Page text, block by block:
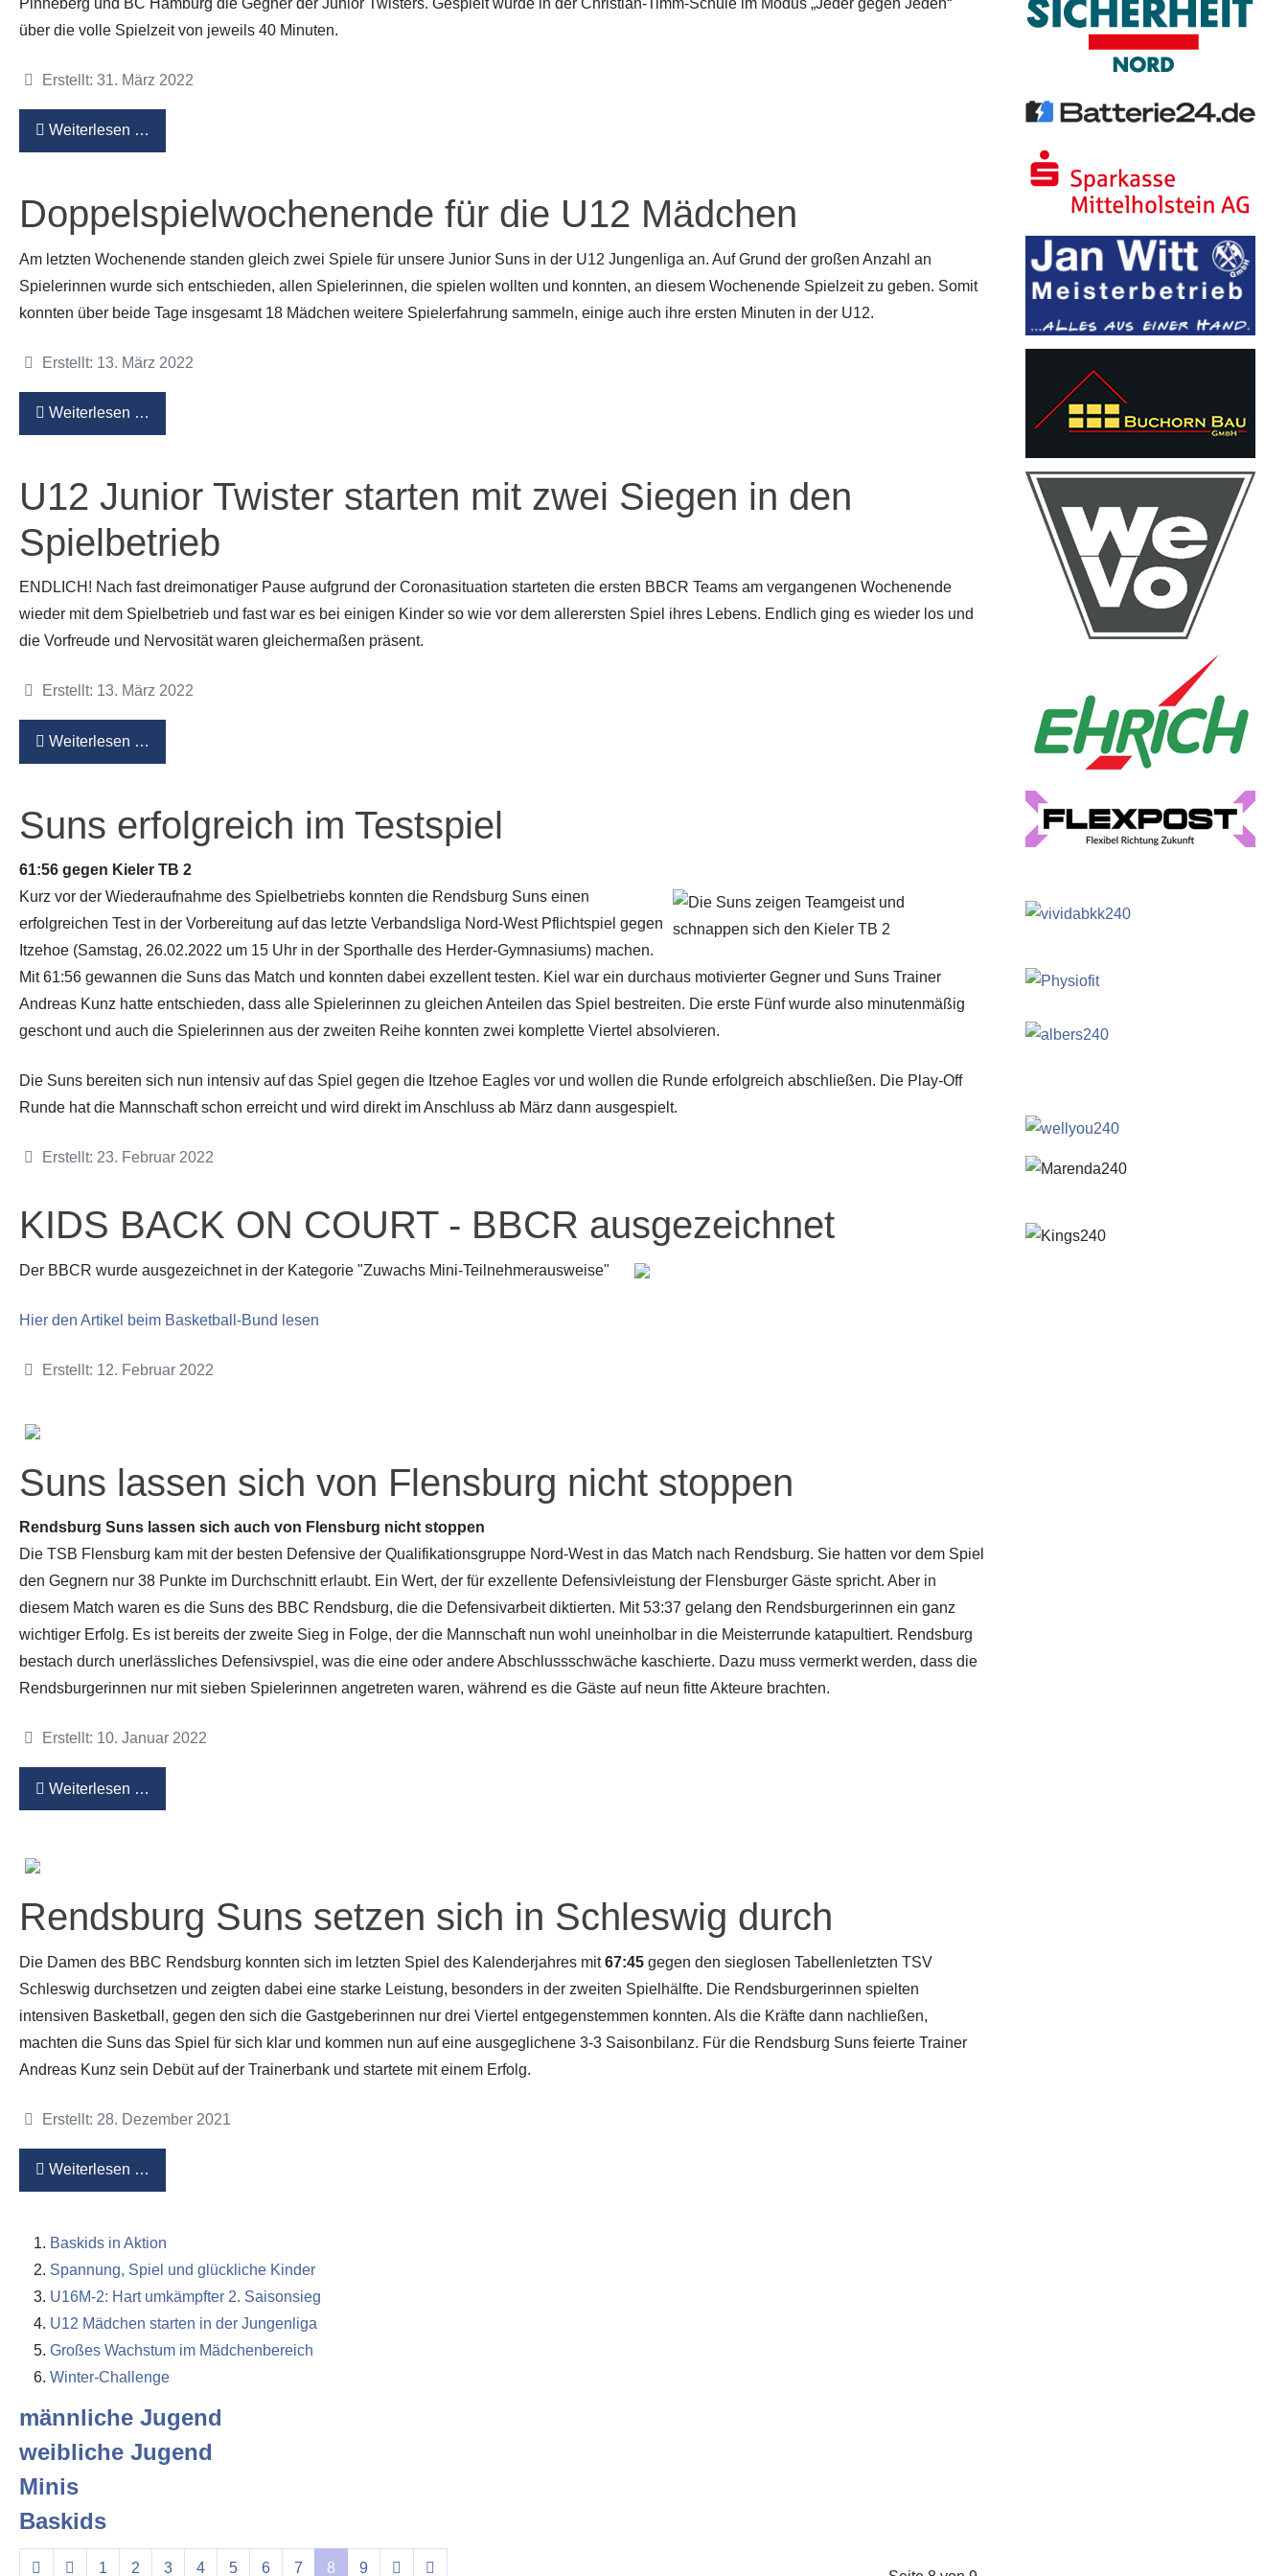
über die volle Spielzeit von jeweils 40 Minuten.
Details
Erstellt: 31. März 2022
Weiterlesen …
Doppelspielwochenende für die U12 Mädchen
Am letzten Wochenende standen gleich zwei Spiele für unsere Junior Suns in der U12 Jungenliga an. Auf Grund der großen Anzahl an
Spielerinnen wurde sich entschieden, allen Spielerinnen, die spielen wollten und konnten, an diesem Wochenende Spielzeit zu geben. Somit
konnten über beide Tage insgesamt 18 Mädchen weitere Spielerfahrung sammeln, einige auch ihre ersten Minuten in der U12.
Details
Erstellt: 13. März 2022
Weiterlesen …
U12 Junior Twister starten mit zwei Siegen in den
Spielbetrieb
ENDLICH! Nach fast dreimonatiger Pause aufgrund der Coronasituation starteten die ersten BBCR Teams am vergangenen Wochenende
wieder mit dem Spielbetrieb und fast war es bei einigen Kinder so wie vor dem allerersten Spiel ihres Lebens. Endlich ging es wieder los und
die Vorfreude und Nervosität waren gleichermaßen präsent.
Details
Erstellt: 13. März 2022
Weiterlesen …
Suns erfolgreich im Testspiel
61:56 gegen Kieler TB 2
Kurz vor der Wiederaufnahme des Spielbetriebs konnten die Rendsburg Suns einen
erfolgreichen Test in der Vorbereitung auf das letzte Verbandsliga Nord-West Pflichtspiel gegen
Itzehoe (Samstag, 26.02.2022 um 15 Uhr in der Sporthalle des Herder-Gymnasiums) machen.
Mit 61:56 gewannen die Suns das Match und konnten dabei exzellent testen. Kiel war ein durchaus motivierter Gegner und Suns Trainer
Andreas Kunz hatte entschieden, dass alle Spielerinnen zu gleichen Anteilen das Spiel bestreiten. Die erste Fünf wurde also minutenmäßig
geschont und auch die Spielerinnen aus der zweiten Reihe konnten zwei komplette Viertel absolvieren.
Die Suns bereiten sich nun intensiv auf das Spiel gegen die Itzehoe Eagles vor und wollen die Runde erfolgreich abschließen. Die Play-Off
Runde hat die Mannschaft schon erreicht und wird direkt im Anschluss ab März dann ausgespielt.
Details
Erstellt: 23. Februar 2022
KIDS BACK ON COURT - BBCR ausgezeichnet
Der BBCR wurde ausgezeichnet in der Kategorie "Zuwachs Mini-Teilnehmerausweise"
Hier den Artikel beim Basketball-Bund lesen
Details
Erstellt: 12. Februar 2022
Suns lassen sich von Flensburg nicht stoppen
Rendsburg Suns lassen sich auch von Flensburg nicht stoppen
Die TSB Flensburg kam mit der besten Defensive der Qualifikationsgruppe Nord-West in das Match nach Rendsburg. Sie hatten vor dem Spiel
den Gegnern nur 38 Punkte im Durchschnitt erlaubt. Ein Wert, der für exzellente Defensivleistung der Flensburger Gäste spricht. Aber in
diesem Match waren es die Suns des BBC Rendsburg, die die Defensivarbeit diktierten. Mit 53:37 gelang den Rendsburgerinnen ein ganz
wichtiger Erfolg. Es ist bereits der zweite Sieg in Folge, der die Mannschaft nun wohl uneinholbar in die Meisterrunde katapultiert. Rendsburg
bestach durch unerlässliches Defensivspiel, was die eine oder andere Abschlussschwäche kaschierte. Dazu muss vermerkt werden, dass die
Rendsburgerinnen nur mit sieben Spielerinnen angetreten waren, während es die Gäste auf neun fitte Akteure brachten.
Details
Erstellt: 10. Januar 2022
Weiterlesen …
Rendsburg Suns setzen sich in Schleswig durch
Die Damen des BBC Rendsburg konnten sich im letzten Spiel des Kalenderjahres mit67:45 gegen den sieglosen Tabellenletzten TSV
Schleswig durchsetzen und zeigten dabei eine starke Leistung, besonders in der zweiten Spielhälfte. Die Rendsburgerinnen spielten
intensiven Basketball, gegen den sich die Gastgeberinnen nur drei Viertel entgegenstemmen konnten. Als die Kräfte dann nachließen,
machten die Suns das Spiel für sich klar und kommen nun auf eine ausgeglichene 3-3 Saisonbilanz. Für die Rendsburg Suns feierte Trainer
Andreas Kunz sein Debüt auf der Trainerbank und startete mit einem Erfolg.
Details
Erstellt: 28. Dezember 2021
Weiterlesen …
Baskids in Aktion
Spannung, Spiel und glückliche Kinder
U16M-2: Hart umkämpfter 2. Saisonsieg
U12 Mädchen starten in der Jungenliga
Großes Wachstum im Mädchenbereich
Winter-Challenge
männliche Jugend
weibliche Jugend
Minis
Baskids
1 2 3 4 5 6 7 8 9